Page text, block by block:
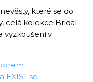
které se do
celá kolekce Bridal
vyzkoušení v
EXIST se